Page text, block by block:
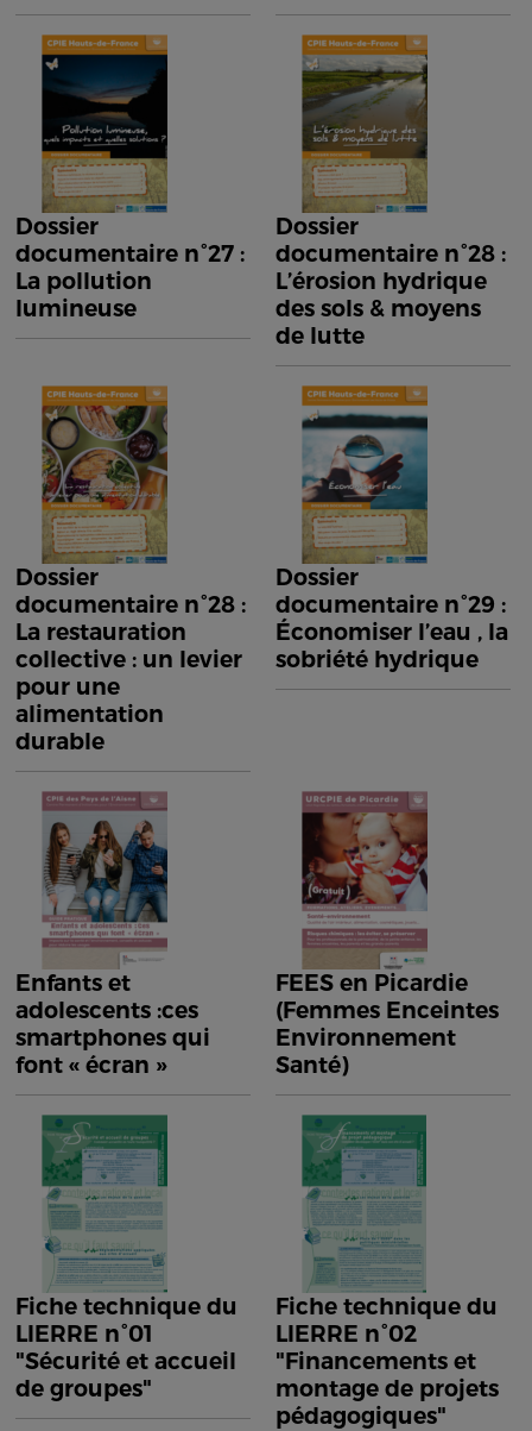
Dossier
documentaire n°27 :
La pollution
lumineuse
Dossier
documentaire n°28 :
L’érosion hydrique
des sols & moyens
de lutte
Dossier
documentaire n°28 :
La restauration
collective : un levier
pour une
alimentation
durable
Dossier
documentaire n°29 :
Économiser l’eau , la
sobriété hydrique
Enfants et
adolescents :ces
smartphones qui
font « écran »
FEES en Picardie
(Femmes Enceintes
Environnement
Santé)
Fiche technique du
LIERRE n°01
"Sécurité et accueil
de groupes"
Fiche technique du
LIERRE n°02
"Financements et
montage de projets
pédagogiques"